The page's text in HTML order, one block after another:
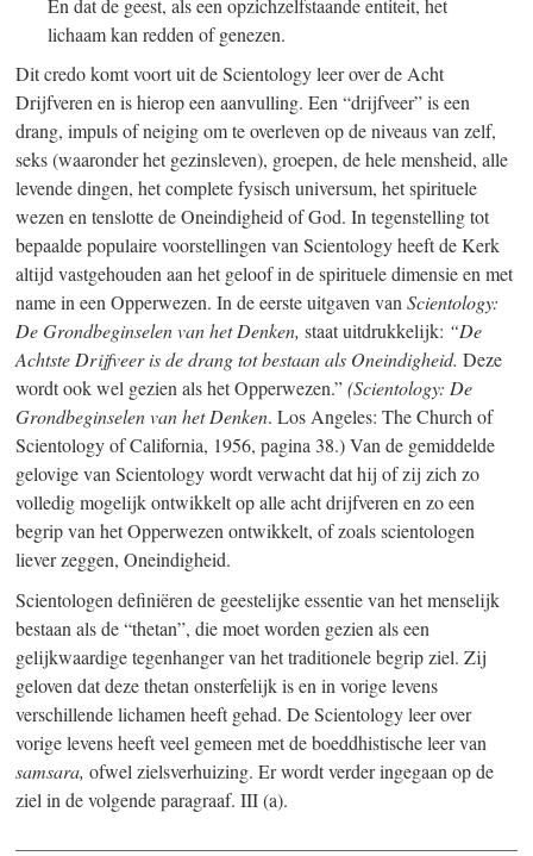
lichaam kan redden of genezen.
Dit credo komt voort uit de Scientology leer over de Acht
Drijfveren en is hierop een aanvulling. Een “drijfveer” is een
drang, impuls of neiging om te overleven op de niveaus van zelf,
seks (waaronder het gezinsleven), groepen, de hele mensheid, alle
levende dingen, het complete fysisch universum, het spirituele
wezen en tenslotte de Oneindigheid of God. In tegenstelling tot
bepaalde populaire voorstellingen van Scientology heeft de Kerk
altijd vastgehouden aan het geloof in de spirituele dimensie en met
name in een Opperwezen. In de eerste uitgaven van Scientology:
De Grondbeginselen van het Denken, staat uitdrukkelijk: “De
Achtste Drijfveer is de drang tot bestaan als Oneindigheid. Deze
wordt ook wel gezien als het Opperwezen.”(Scientology: De
Grondbeginselen van het Denken. Los Angeles: The Church of
Scientology of California, 1956, pagina 38.) Van de gemiddelde
gelovige van Scientology wordt verwacht dat hij of zij zich zo
volledig mogelijk ontwikkelt op alle acht drijfveren en zo een
begrip van het Opperwezen ontwikkelt, of zoals scientologen
liever zeggen, Oneindigheid.
Scientologen definiëren de geestelijke essentie van het menselijk
bestaan als de “thetan”, die moet worden gezien als een
gelijkwaardige tegenhanger van het traditionele begrip ziel. Zij
geloven dat deze thetan onsterfelijk is en in vorige levens
verschillende lichamen heeft gehad. De Scientology leer over
vorige levens heeft veel gemeen met de boeddhistische leer van
samsara, ofwel zielsverhuizing. Er wordt verder ingegaan op de
ziel in de volgende paragraaf. III (a).